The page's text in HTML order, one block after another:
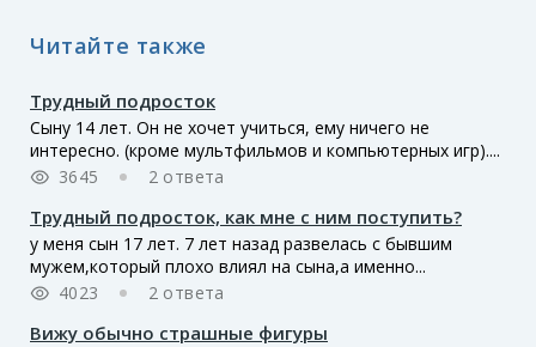
Читайте также
Трудный подросток
Сыну 14 лет. Он не хочет учиться, ему ничего не
интересно. (кроме мультфильмов и компьютерных игр)....
3645
2 ответа
Трудный подросток, как мне с ним поступить?
у меня сын 17 лет. 7 лет назад развелась с бывшим
мужем,который плохо влиял на сына,а именно...
4023
2 ответа
Вижу обычно страшные фигуры